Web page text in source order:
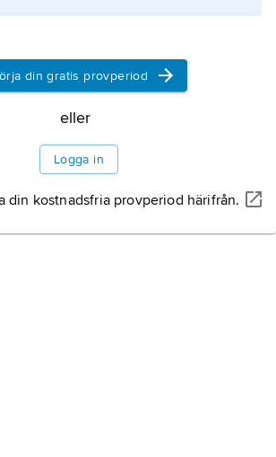
din gratis provperiod
eller
Logga in
din kostnadsfria provperiod härifrån.